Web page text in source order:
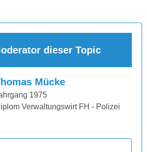
dieser Topic
Mücke
1975
Verwaltungswirt FH - Polizei